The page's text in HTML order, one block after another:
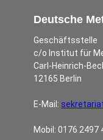
Deutsche
Geschäftsstelle
c/o Institut für
Carl-Heinrich-
12165 Berlin
E-Mail:
Mobil: 0176 2497